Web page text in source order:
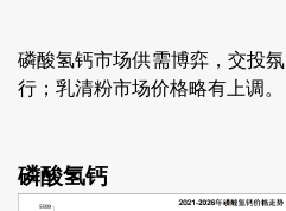
磷酸氢钙市场供需博弈，交投
行；乳清粉市场价格略有上调。
磷酸氢钙